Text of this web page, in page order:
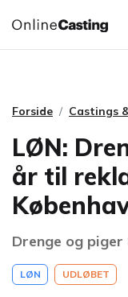
Forside Castings
LØN:
år til
Drenge og
LØN UDLØBET